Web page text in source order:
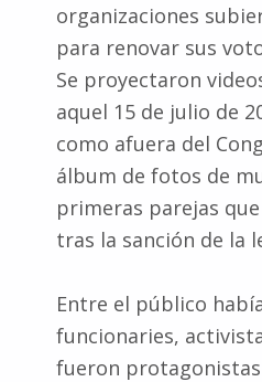
organizaciones
para renovar sus
Se proyectaron
aquel 15 de julio de
como afuera del
álbum de fotos de
primeras parejas
tras la sanción de la
Entre el público
funcionaries,
fueron